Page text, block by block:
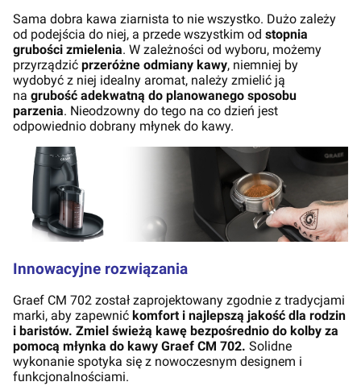
Sama dobra kawa ziarnista to nie wszystko. Dużo zależy
od podejścia do niej, a przede wszystkim od stopnia
grubości zmielenia. W zależności od wyboru, możemy
przyrządzić przeróżne odmiany kawy, niemniej by
wydobyć z niej idealny aromat, należy zmielić ją
na grubość adekwatną do planowanego sposobu
parzenia. Nieodzowny do tego na co dzień jest
odpowiednio dobrany młynek do kawy.
Innowacyjne rozwiązania
Graef CM 702 został zaprojektowany zgodnie z tradycjami
marki, aby zapewnić komfort i najlepszą jakość dla rodzin
i baristów. Zmiel świeżą kawę bezpośrednio do kolby za
pomocą młynka do kawy Graef CM 702. Solidne
wykonanie spotyka się z nowoczesnym designem i
funkcjonalnościami.